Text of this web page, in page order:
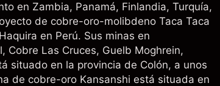
en Zambia, Panamá, Finlandia, Turquía,
de cobre-oro-molibdeno Taca Taca
en Perú. Sus minas en
Cobre Las Cruces, Guelb Moghrein,
situado en la provincia de Colón, a unos
de cobre-oro Kansanshi está situada en